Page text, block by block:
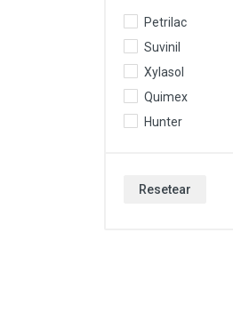
Petrilac
Suvinil
Xylasol
Quimex
Hunter
Resetear